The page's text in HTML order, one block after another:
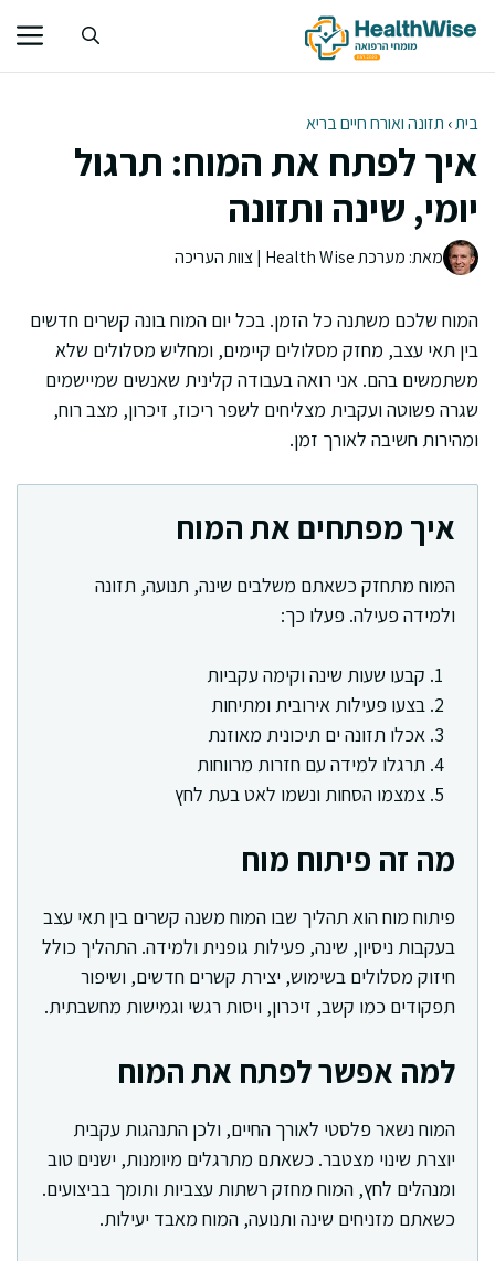
לתוכן
בית› תזונה ואורח חיים בריא
איך לפתח את המוח: תרגול
יומי, שינה ותזונה
מאת: מערכת Health Wise | צוות העריכה
המוח שלכם משתנה כל הזמן. בכל יום המוח בונה קשרים חדשים
בין תאי עצב, מחזק מסלולים קיימים, ומחליש מסלולים שלא
משתמשים בהם. אני רואה בעבודה קלינית שאנשים שמיישמים
שגרה פשוטה ועקבית מצליחים לשפר ריכוז, זיכרון, מצב רוח,
ומהירות חשיבה לאורך זמן.
איך מפתחים את המוח
המוח מתחזק כשאתם משלבים שינה, תנועה, תזונה
ולמידה פעילה. פעלו כך:
קבעו שעות שינה וקימה עקביות
בצעו פעילות אירובית ומתיחות
אכלו תזונה ים תיכונית מאוזנת
תרגלו למידה עם חזרות מרווחות
צמצמו הסחות ונשמו לאט בעת לחץ
מה זה פיתוח מוח
פיתוח מוח הוא תהליך שבו המוח משנה קשרים בין תאי עצב
בעקבות ניסיון, שינה, פעילות גופנית ולמידה. התהליך כולל
חיזוק מסלולים בשימוש, יצירת קשרים חדשים, ושיפור
תפקודים כמו קשב, זיכרון, ויסות רגשי וגמישות מחשבתית.
למה אפשר לפתח את המוח
המוח נשאר פלסטי לאורך החיים, ולכן התנהגות עקבית
יוצרת שינוי מצטבר. כשאתם מתרגלים מיומנות, ישנים טוב
ומנהלים לחץ, המוח מחזק רשתות עצביות ותומך בביצועים.
כשאתם מזניחים שינה ותנועה, המוח מאבד יעילות.